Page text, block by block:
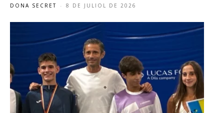
DONA SECRET - 8 DE JULIOL DE 2026